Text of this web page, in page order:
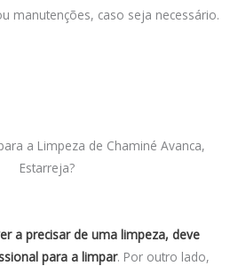
manutenções, caso seja necessário.
a Limpeza de Chaminé Avanca,
Estarreja?
a precisar de uma limpeza, deve
para a limpar. Por outro lado,